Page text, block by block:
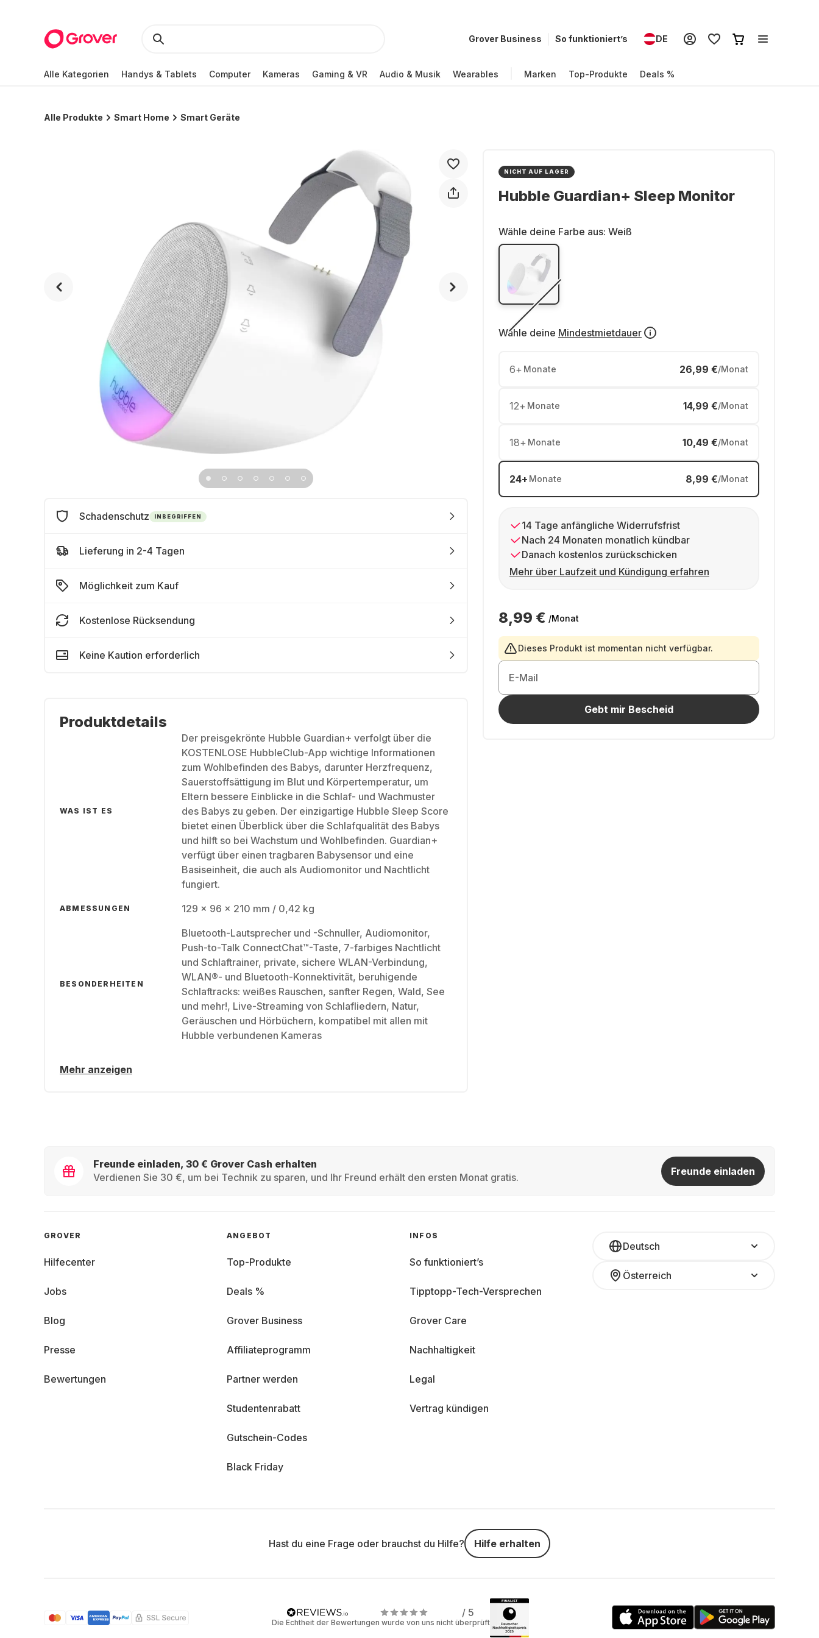
Grover Business So funktioniert’s DE
Alle Kategorien Handys & Tablets Computer Kameras Gaming & VR Audio & Musik Wearables Marken Top-Produkte Deals %
Alle Produkte Smart Home Smart Geräte
NICHT AUF LAGER
Hubble Guardian+ Sleep Monitor
Wähle deine Farbe aus: Weiß
Wähle deine Mindestmietdauer
6+ Monate 26,99 €/Monat
12+ Monate 14,99 €/Monat
18+ Monate 10,49 €/Monat
24+ Monate 8,99 €/Monat
14 Tage anfängliche Widerrufsfrist
Nach 24 Monaten monatlich kündbar
Danach kostenlos zurückschicken
Mehr über Laufzeit und Kündigung erfahren
8,99 € /Monat
Dieses Produkt ist momentan nicht verfügbar.
E-Mail
Gebt mir Bescheid
Schadenschutz INBEGRIFFEN
Lieferung in 2-4 Tagen
Möglichkeit zum Kauf
Kostenlose Rücksendung
Keine Kaution erforderlich
Produktdetails
WAS IST ES
Der preisgekrönte Hubble Guardian+ verfolgt über die
KOSTENLOSE HubbleClub-App wichtige Informationen
zum Wohlbefinden des Babys, darunter Herzfrequenz,
Sauerstoffsättigung im Blut und Körpertemperatur, um
Eltern bessere Einblicke in die Schlaf- und Wachmuster
des Babys zu geben. Der einzigartige Hubble Sleep Score
bietet einen Überblick über die Schlafqualität des Babys
und hilft so bei Wachstum und Wohlbefinden. Guardian+
verfügt über einen tragbaren Babysensor und eine
Basiseinheit, die auch als Audiomonitor und Nachtlicht
fungiert.
ABMESSUNGEN 129 x 96 x 210 mm / 0,42 kg
BESONDERHEITEN
Bluetooth-Lautsprecher und -Schnuller, Audiomonitor,
Push-to-Talk ConnectChat™-Taste, 7-farbiges Nachtlicht
und Schlaftrainer, private, sichere WLAN-Verbindung,
WLAN®- und Bluetooth-Konnektivität, beruhigende
Schlaftracks: weißes Rauschen, sanfter Regen, Wald, See
und mehr!, Live-Streaming von Schlafliedern, Natur,
Geräuschen und Hörbüchern, kompatibel mit allen mit
Hubble verbundenen Kameras
Mehr anzeigen
Freunde einladen, 30 € Grover Cash erhalten
Verdienen Sie 30 €, um bei Technik zu sparen, und Ihr Freund erhält den ersten Monat gratis.
Freunde einladen
Deutsch
Österreich
GROVER
Hilfecenter
Jobs
Blog
Presse
Bewertungen
ANGEBOT
Top-Produkte
Deals %
Grover Business
Affiliateprogramm
Partner werden
Studentenrabatt
Gutschein-Codes
Black Friday
INFOS
So funktioniert’s
Tipptopp-Tech-Versprechen
Grover Care
Nachhaltigkeit
Legal
Vertrag kündigen
Hast du eine Frage oder brauchst du Hilfe? Hilfe erhalten
/ 5
Die Echtheit der Bewertungen wurde von uns nicht überprüft